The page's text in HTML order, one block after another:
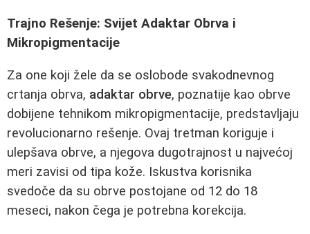
Trajno Rešenje: Svijet Adaktar Obrva i
Mikropigmentacije
Za one koji žele da se oslobode svakodnevnog
crtanja obrva, adaktar obrve, poznatije kao obrve
dobijene tehnikom mikropigmentacije, predstavljaju
revolucionarno rešenje. Ovaj tretman koriguje i
ulepšava obrve, a njegova dugotrajnost u najvećoj
meri zavisi od tipa kože. Iskustva korisnika
svedoče da su obrve postojane od 12 do 18
meseci, nakon čega je potrebna korekcija.